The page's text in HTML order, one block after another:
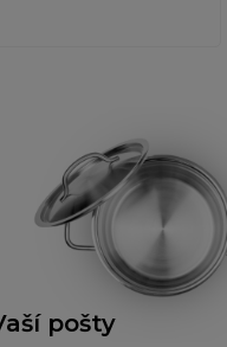
pošty